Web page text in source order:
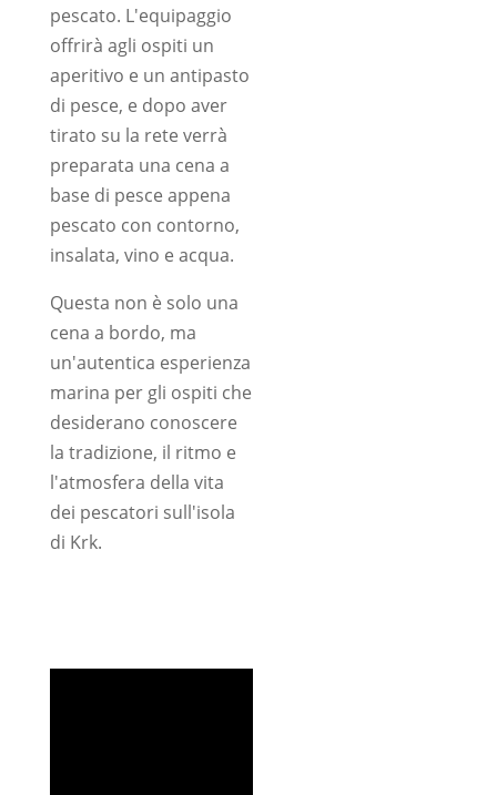
pescato. L'equipaggio
offrirà agli ospiti un
aperitivo e un antipasto
di pesce, e dopo aver
tirato su la rete verrà
preparata una cena a
base di pesce appena
pescato con contorno,
insalata, vino e acqua.
Questa non è solo una
cena a bordo, ma
un'autentica esperienza
marina per gli ospiti che
desiderano conoscere
la tradizione, il ritmo e
l'atmosfera della vita
dei pescatori sull'isola
di Krk.